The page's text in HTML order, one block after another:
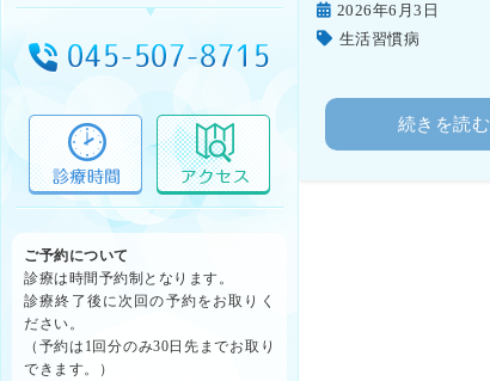
ご予約について
診療は時間予約制となります。
診療終了後に次回の予約をお取りく
ださい。
（予約は1回分のみ30日先までお取り
できます。）
2026年6月3日
生活習慣病
続きを読む